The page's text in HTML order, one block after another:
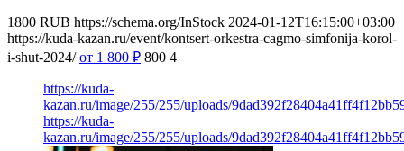
1800 RUB https://schema.org/InStock 2024-01-12T16:15:00+03:00
https://kuda-kazan.ru/event/kontsert-orkestra-cagmo-simfonija-korol-
i-shut-2024/ от 1 800 ₽ 800 4
https://kuda-
kazan.ru/image/255/255/uploads/
https://kuda-
kazan.ru/image/255/255/uploads/